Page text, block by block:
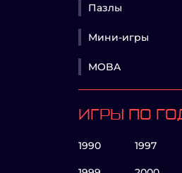
Пазлы
Мини-игры
MOBA
ИГРЫ ПО
1990 1997